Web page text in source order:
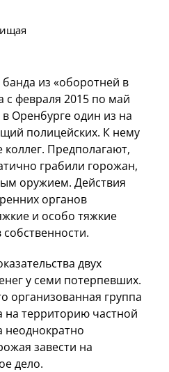
из «оборотней в
с февраля 2015 по май
Оренбурге один из на
полицейских. К нему
Предполагают,
грабили горожан,
оружием. Действия
органов
и особо тяжкие
двух
у семи потерпевших.
организованная группа
на территорию частной
неоднократно
завести на
дело.